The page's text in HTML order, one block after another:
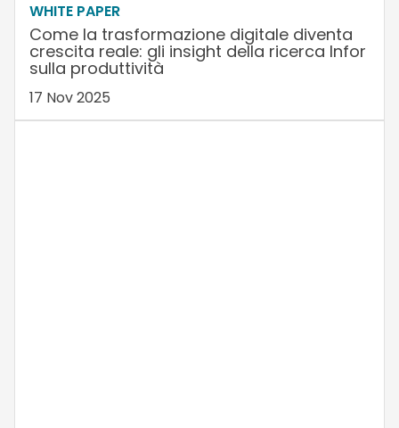
WHITE PAPER
Come la trasformazione digitale diventa
crescita reale: gli insight della ricerca Infor
sulla produttività
17 Nov 2025